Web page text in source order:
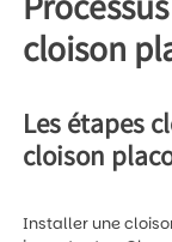
cloison
Les étapes
cloison
Installer une